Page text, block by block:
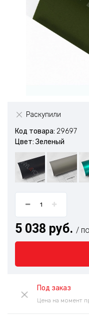
Раскупили
Код товара: 29697
Цвет: Зеленый
5 038 руб. /
Под заказ
Цена на момент